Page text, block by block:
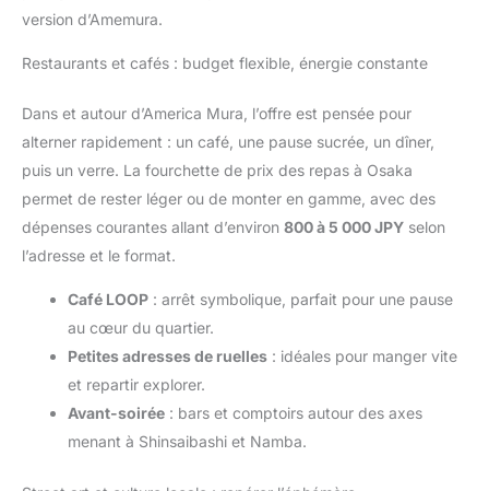
version d’Amemura.
Restaurants et cafés : budget flexible, énergie constante
Dans et autour d’America Mura, l’offre est pensée pour
alterner rapidement : un café, une pause sucrée, un dîner,
puis un verre. La fourchette de prix des repas à Osaka
permet de rester léger ou de monter en gamme, avec des
dépenses courantes allant d’environ 800 à 5 000 JPY selon
l’adresse et le format.
Café LOOP : arrêt symbolique, parfait pour une pause
au cœur du quartier.
Petites adresses de ruelles : idéales pour manger vite
et repartir explorer.
Avant-soirée : bars et comptoirs autour des axes
menant à Shinsaibashi et Namba.